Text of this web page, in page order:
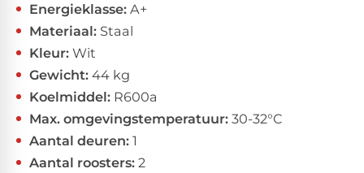
Energieklasse: A+
Materiaal: Staal
Kleur: Wit
Gewicht: 44 kg
Koelmiddel: R600a
Max. omgevingstemperatuur: 30-32°C
Aantal deuren: 1
Aantal roosters: 2